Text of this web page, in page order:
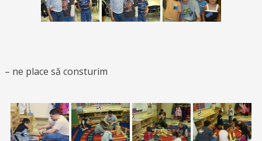
– ne place să consturim